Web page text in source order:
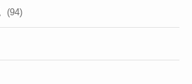
(94)